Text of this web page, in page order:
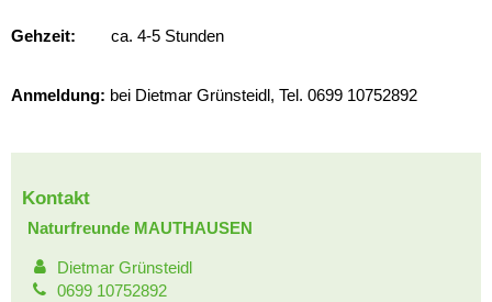
Gehzeit: ca. 4-5 Stunden
Anmeldung: bei Dietmar Grünsteidl, Tel. 0699 10752892
Kontakt
Naturfreunde MAUTHAUSEN
Dietmar Grünsteidl
0699 10752892